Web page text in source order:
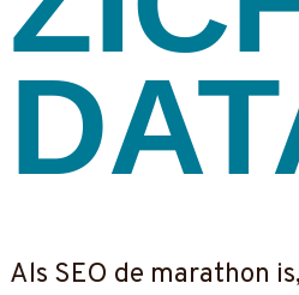
Als SEO de marathon